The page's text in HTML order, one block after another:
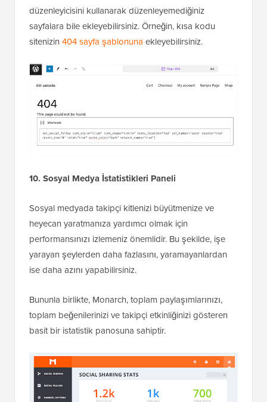
düzenleyicisini kullanarak düzenleyemediğiniz
sayfalara bile ekleyebilirsiniz. Örneğin, kısa kodu
sitenizin 404 sayfa şablonuna ekleyebilirsiniz.
10. Sosyal Medya İstatistikleri Paneli
Sosyal medyada takipçi kitlenizi büyütmenize ve
heyecan yaratmanıza yardımcı olmak için
performansınızı izlemeniz önemlidir. Bu şekilde, işe
yarayan şeylerden daha fazlasını, yaramayanlardan
ise daha azını yapabilirsiniz.
Bununla birlikte, Monarch, toplam paylaşımlarınızı,
toplam beğenilerinizi ve takipçi etkinliğinizi gösteren
basit bir istatistik panosuna sahiptir.